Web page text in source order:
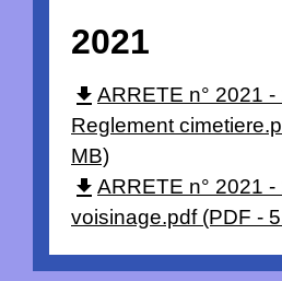
2021
file_download ARRETE n° 2021 -
Reglement
MB)
file_download ARRETE n° 2021
voisinage.pdf (PDF -